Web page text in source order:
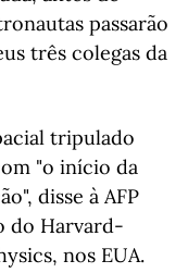
passarão
três colegas da
tripulado
"o início da
disse à AFP
do Harvard-
nos EUA.